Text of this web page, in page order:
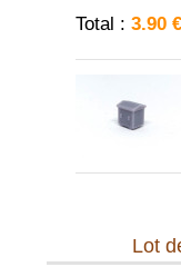
Total :3.90 €
Lot